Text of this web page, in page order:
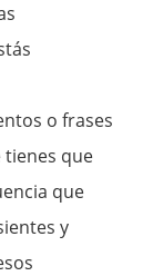
o frases
que
que
y